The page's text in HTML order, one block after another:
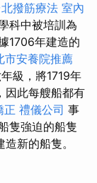
撥筋療法 室內
科中被培訓為
1706年建造的
市安養院推薦
級，將1719年
因此每艘船都有
正 禮儀公司 事
隻強迫的船隻
新的船隻。